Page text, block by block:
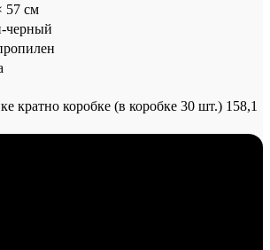
57 см
черный
кратно коробке (в коробке 30 шт.) 158,1